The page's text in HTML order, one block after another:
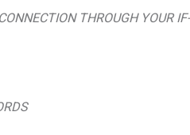
THROUGH YOUR